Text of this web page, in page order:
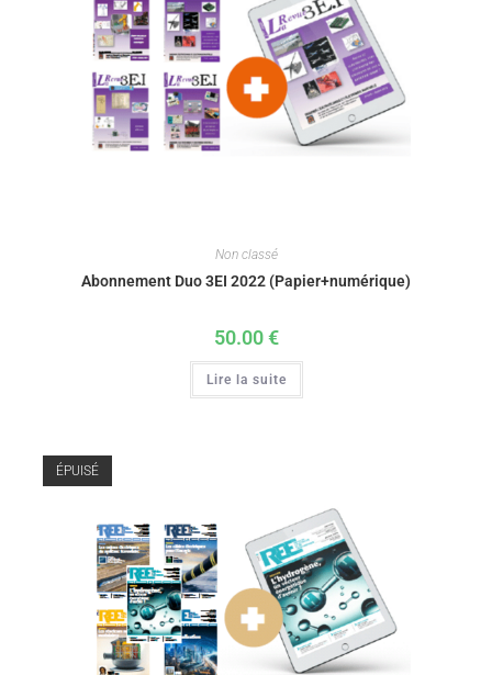
Non classé
Abonnement Duo 3EI 2022 (Papier+numérique)
50.00€
Lire la suite
ÉPUISÉ